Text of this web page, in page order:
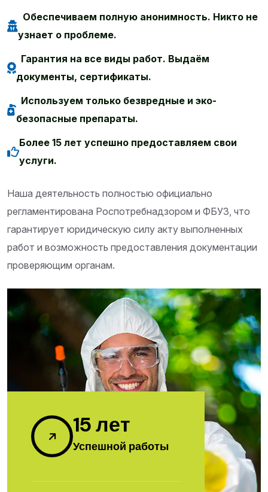
Обеспечиваем полную анонимность. Никто не
узнает о проблеме.
Гарантия на все виды работ. Выдаём
документы, сертификаты.
Используем только безвредные и эко-
безопасные препараты.
Более 15 лет успешно предоставляем свои
услуги.
Наша деятельность полностью официально
регламентирована Роспотребнадзором и ФБУЗ, что
гарантирует юридическую силу акту выполненных
работ и возможность предоставления документации
проверяющим органам.
15лет
Успешной работы